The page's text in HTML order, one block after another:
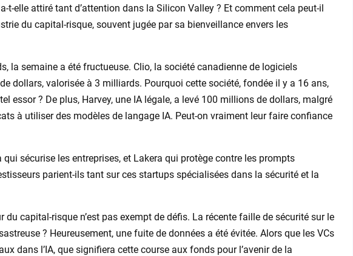
t-elle attiré tant d’attention dans la Silicon Valley ? Et comment cela peut-il
du capital-risque, souvent jugée par sa bienveillance envers les
la semaine a été fructueuse. Clio, la société canadienne de logiciels
dollars, valorisée à 3 milliards. Pourquoi cette société, fondée il y a 16 ans,
essor ? De plus, Harvey, une IA légale, a levé 100 millions de dollars, malgré
à utiliser des modèles de langage IA. Peut-on vraiment leur faire confiance
qui sécurise les entreprises, et Lakera qui protège contre les prompts
parient-ils tant sur ces startups spécialisées dans la sécurité et la
du capital-risque n’est pas exempt de défis. La récente faille de sécurité sur le
? Heureusement, une fuite de données a été évitée. Alors que les VCs
dans l’IA, que signifiera cette course aux fonds pour l’avenir de la